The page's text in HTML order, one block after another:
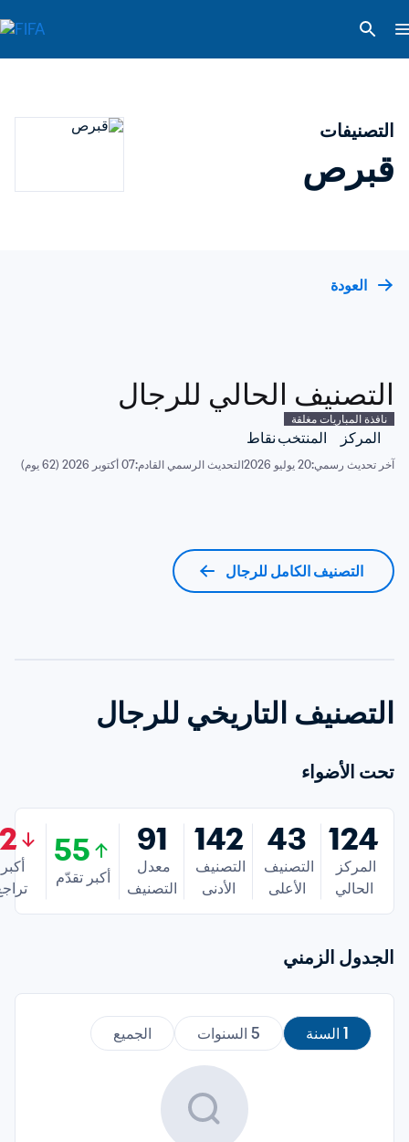
التصنيفات
قبرص
العودة
التصنيف الحالي للرجال
نافذة المباريات مغلقة
المركز المنتخب نقاط
آخر تحديث رسمي:20 يوليو 2026 التحديث الرسمي القادم:07 أكتوبر 2026 (62 يوم)
التصنيف الكامل للرجال
التصنيف التاريخي للرجال
تحت الأضواء
124
الحالي
43
الأعلى
142
الأدنى
91
التصنيف
55
أكبر تقدّم
الجدول الزمني
1 السنة 5 السنوات الجميع